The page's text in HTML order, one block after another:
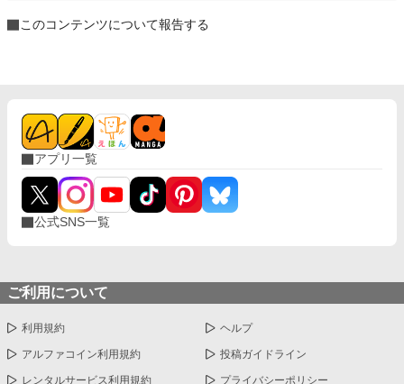
このコンテンツについて報告する
アプリ一覧
公式SNS一覧
ご利用について
利用規約 ヘルプ
アルファコイン利用規約 投稿ガイドライン
レンタルサービス利用規約 プライバシーポリシー